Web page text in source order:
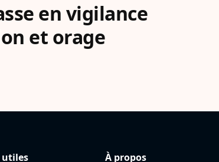
en vigilance
et orage
utiles
À propos